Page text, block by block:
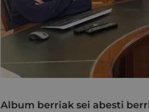
Album berriak sei abesti